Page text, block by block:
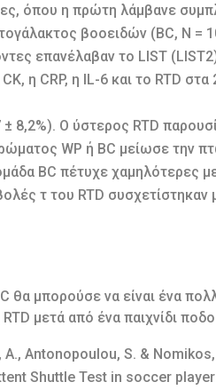
όπου η πρώτη λάμβανε
βοοειδών (BC, N =
επανέλαβαν το LIST
η CRP, η IL-6 και το RTD στα
8,2%). Ο ύστερος RTD
WP ή BC μείωσε την
BC πέτυχε χαμηλότερες
τ του RTD συσχετίστηκαν
θα μπορούσε να είναι ένα
μετά από ένα παιχνίδι
Antonopoulou, S. &
Shuttle Test in soccer